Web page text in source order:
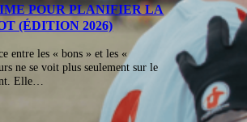
POUR PLANIFIER LA
(ÉDITION 2026)
entre les « bons » et les «
ne se voit plus seulement sur le
Elle…